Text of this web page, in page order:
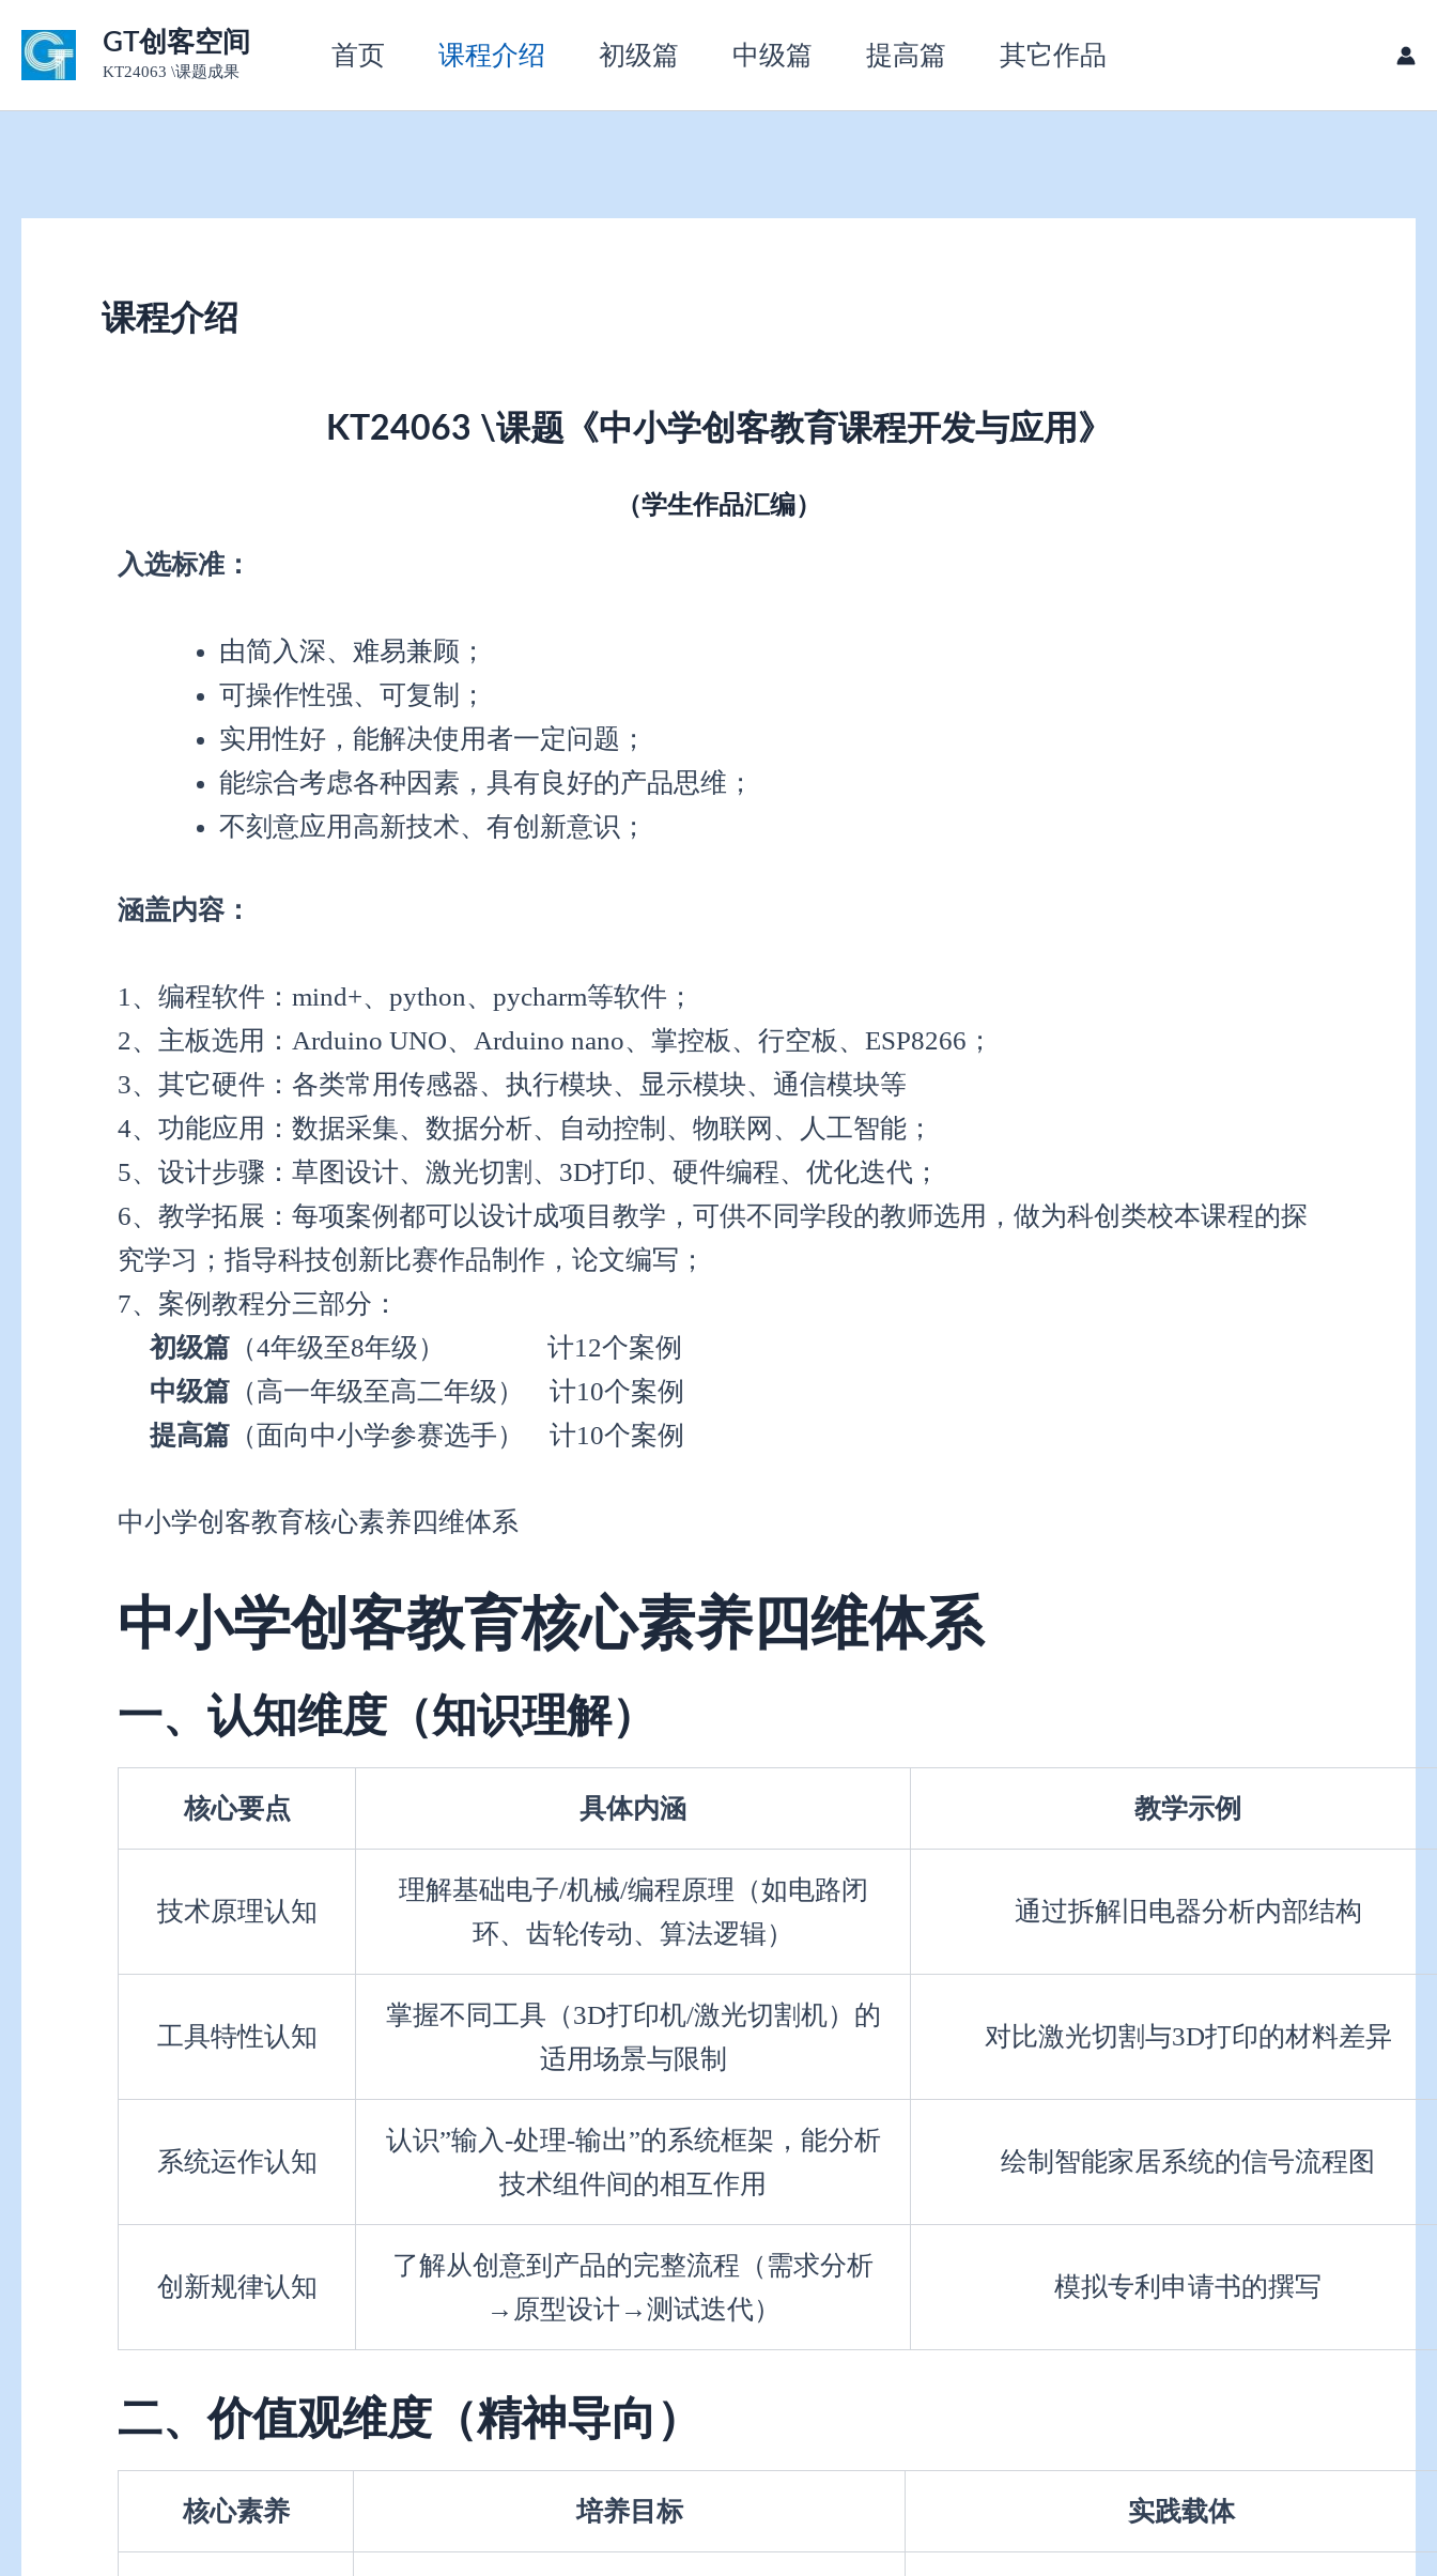
至
内
GT创客空间
KT24063 \课题成果
首页 课程介绍 初级篇 中级篇 提高篇 其它作品
课程介绍
KT24063 \课题《中小学创客教育课程开发与应用》
（学生作品汇编）
入选标准：
由简入深、难易兼顾；
可操作性强、可复制；
实用性好，能解决使用者一定问题；
能综合考虑各种因素，具有良好的产品思维；
不刻意应用高新技术、有创新意识；
涵盖内容：
1、编程软件：mind+、python、pycharm等软件；
2、主板选用：Arduino UNO、Arduino nano、掌控板、行空板、ESP8266；
3、其它硬件：各类常用传感器、执行模块、显示模块、通信模块等
4、功能应用：数据采集、数据分析、自动控制、物联网、人工智能；
5、设计步骤：草图设计、激光切割、3D打印、硬件编程、优化迭代；
6、教学拓展：每项案例都可以设计成项目教学，可供不同学段的教师选用，做为科创类校本课程的探
究学习；指导科技创新比赛作品制作，论文编写；
7、案例教程分三部分：
初级篇 （4年级至8年级） 计12个案例
中级篇 （高一年级至高二年级） 计10个案例
提高篇 （面向中小学参赛选手） 计10个案例
中小学创客教育核心素养四维体系
中小学创客教育核心素养四维体系
一、认知维度（知识理解）
核心要点 具体内涵 教学示例
技术原理认知
理解基础电子/机械/编程原理（如电路闭
环、齿轮传动、算法逻辑）
通过拆解旧电器分析内部结构
工具特性认知
掌握不同工具（3D打印机/激光切割机）的
适用场景与限制
对比激光切割与3D打印的材料差异
系统运作认知
认识”输入-处理-输出”的系统框架，能分析
技术组件间的相互作用
绘制智能家居系统的信号流程图
创新规律认知
了解从创意到产品的完整流程（需求分析
→原型设计→测试迭代）
模拟专利申请书的撰写
二、价值观维度（精神导向）
核心素养 培养目标 实践载体